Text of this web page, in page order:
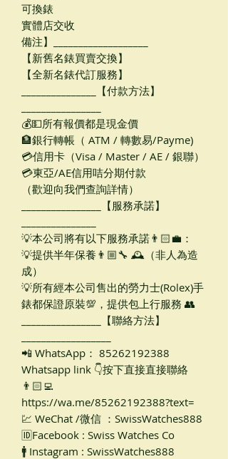
可換錶
實體店交收
備注】___________________
【新舊名錶買賣交換】
【全新名錶代訂服務】
_______________【付款方法】
💰💵所有報價都是現金價
🏦銀行轉帳（ ATM / 轉數易/Payme)
💳信用卡（Visa / Master / AE / 銀聯）
💳東亞/AE信用咭分期付款
（歡迎向我們查詢詳情）
________________【服務承諾】
💡本公司將有以下服務承諾👨🏻‍💼：
💡提供半年保養👨🏼‍🔧 🕰（非人為造
成）
💡所有經本公司售出的勞力士(Rolex)手
錶都保證原裝💯，提供包上行服務 👥
________________【聯絡方法】
📲 WhatsApp： 85262192388
Whatsapp link 👇按下直接直接聯絡
👨🏻‍💻
https://wa.me/85262192388?text=
💹 WeChat /微信 ：SwissWatches888
🆔Facebook : Swiss Watches Co
🚹 Instagram : SwissWatches888